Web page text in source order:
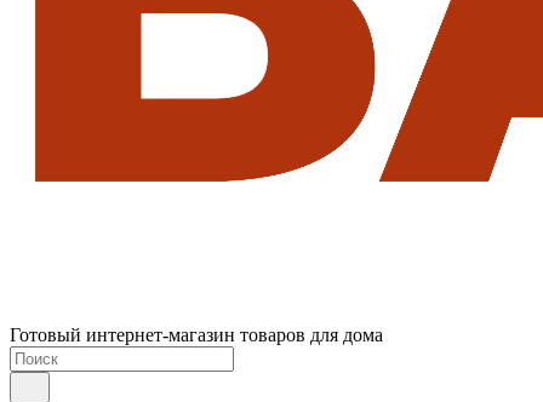
Готовый интернет-магазин товаров для дома